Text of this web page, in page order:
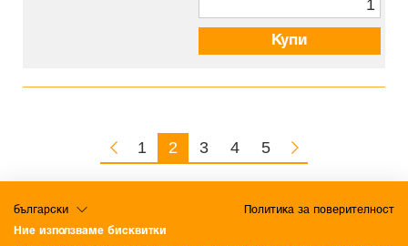
Купи
1 2 3 4 5
български Политика за поверителност
Ние използваме бисквитки